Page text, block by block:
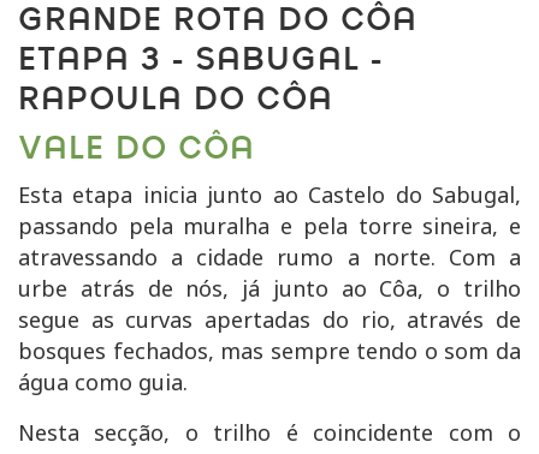
GRANDE ROTA DO CÔA
ETAPA 3 - SABUGAL -
RAPOULA DO CÔA
VALE DO CÔA
Esta etapa inicia junto ao Castelo do Sabugal,
passando pela muralha e pela torre sineira, e
atravessando a cidade rumo a norte. Com a
urbe atrás de nós, já junto ao Côa, o trilho
segue as curvas apertadas do rio, através de
bosques fechados, mas sempre tendo o som da
água como guia.
Nesta secção, o trilho é coincidente com o